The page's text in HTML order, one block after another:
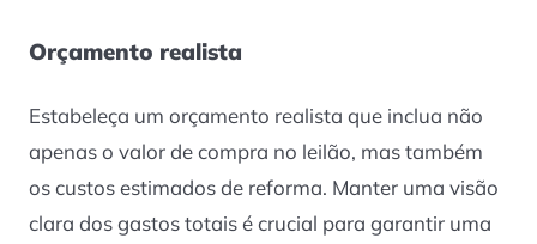
Orçamento realista
Estabeleça um orçamento realista que inclua não
apenas o valor de compra no leilão, mas também
os custos estimados de reforma. Manter uma visão
clara dos gastos totais é crucial para garantir uma